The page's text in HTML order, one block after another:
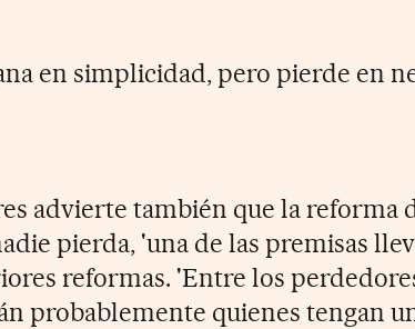
en simplicidad, pero pierde en
advierte también que la reforma
pierda, 'una de las premisas
reformas. 'Entre los
probablemente quienes tengan